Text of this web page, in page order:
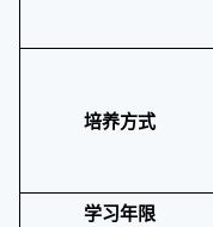
培养方式
学习年限